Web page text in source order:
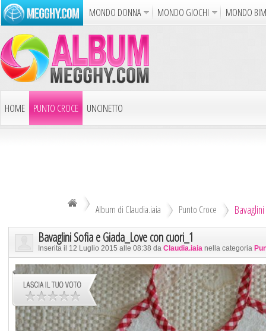
MONDO DONNA MONDO GIOCHI MONDO
Album Punto Croce Cucina
Azione Puzzle
Gif
HOME PUNTO CROCE UNCINETTO
Album di Claudia.iaia Punto Croce
Bavaglini Sofia e Giada_Love con cuori_1
Inserita il 12 Luglio 2015 alle 08:38 da Claudia.iaia nella categoria